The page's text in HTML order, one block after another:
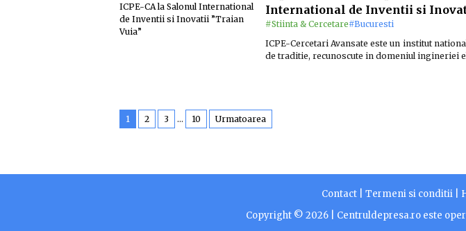
International de Inventii si
#Stiinta & Cercetare#Bucuresti
ICPE-Cercetari Avansate este un institut
de traditie, recunoscute in domeniul ingineriei
1 2 3 … 10 Urmatoarea
Contact Termeni si conditii
Copyright © 2026 | Centruldepresa.ro este